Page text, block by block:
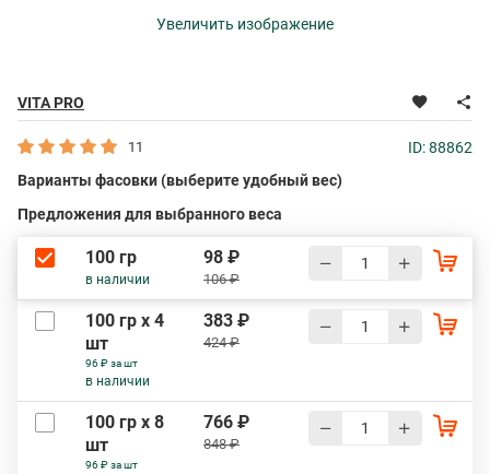
VITA PRO
Увеличить изображение
11
ID: 88862
Варианты фасовки (выберите удобный вес)
Предложения для выбранного веса
100 гр
в наличии
98 ₽
106 ₽
100 гр х 4
шт
96 ₽ за шт
в наличии
383 ₽
424 ₽
100 гр х 8
шт
96 ₽ за шт
766 ₽
848 ₽